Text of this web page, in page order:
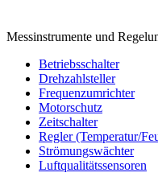
Messinstrumente und
Betriebsschalter
Drehzahlsteller
Frequenzumrichter
Motorschutz
Zeitschalter
Regler (Temperatur/
Strömungswächter
Luftqualitätssensoren